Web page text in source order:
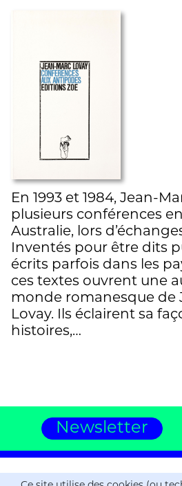
En 1993 et 1984, Jean-
plusieurs conférences
Australie, lors
Inventés pour être dits
écrits parfois dans les
ces textes ouvrent une
monde romanesque de
Lovay. Ils éclairent sa
histoires,…
Newsletter
Editions ZOE